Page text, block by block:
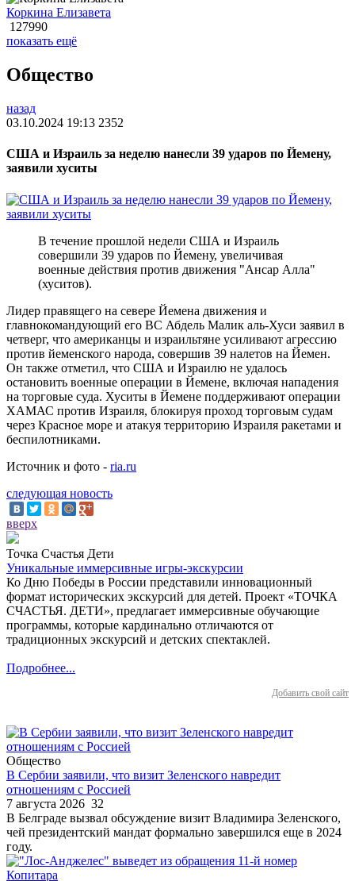
Коркина Елизавета
127990
показать ещё
Общество
назад
03.10.2024 19:13 2352
США и Израиль за неделю нанесли 39 ударов по Йемену,
заявили хуситы
В течение прошлой недели США и Израиль
совершили 39 ударов по Йемену, увеличивая
военные действия против движения "Ансар Алла"
(хуситов).
Лидер правящего на севере Йемена движения и
главнокомандующий его ВС Абдель Малик аль-Хуси заявил в
четверг, что американцы и израильтяне усиливают агрессию
против йеменского народа, совершив 39 налетов на Йемен.
Он также отметил, что США и Израилю не удалось
остановить военные операции в Йемене, включая нападения
на торговые суда. Хуситы в Йемене поддерживают операции
ХАМАС против Израиля, блокируя проход торговым судам
через Красное море и атакуя территорию Израиля ракетами и
беспилотниками.
Источник и фото - ria.ru
следующая новость
вверх
Точка Счастья Дети
Уникальные иммерсивные игры-экскурсии
Ко Дню Победы в России представили инновационный
формат исторических экскурсий для детей. Проект «ТОЧКА
СЧАСТЬЯ. ДЕТИ», предлагает иммерсивные обучающие
программы, которые кардинально отличаются от
традиционных экскурсий и детских спектаклей.
Подробнее...
Добавить свой сайт
Общество
В Сербии заявили, что визит Зеленского навредит
отношениям с Россией
7 августа 2026 32
В Белграде вызвал обсуждение визит Владимира Зеленского,
чей президентский мандат формально завершился еще в 2024
году.